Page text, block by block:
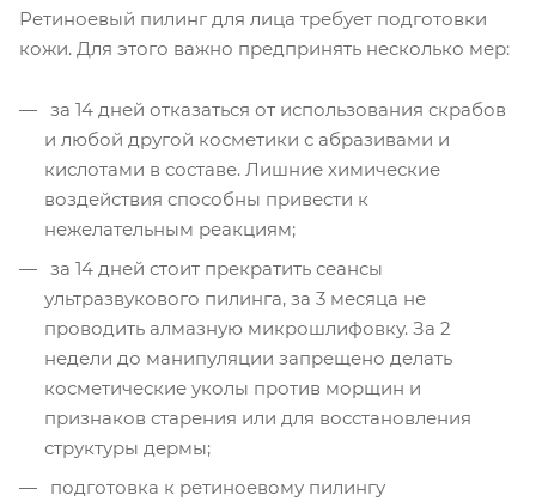
Ретиноевый пилинг для лица требует подготовки
кожи. Для этого важно предпринять несколько мер:
за 14 дней отказаться от использования скрабов
и любой другой косметики с абразивами и
кислотами в составе. Лишние химические
воздействия способны привести к
нежелательным реакциям;
за 14 дней стоит прекратить сеансы
ультразвукового пилинга, за 3 месяца не
проводить алмазную микрошлифовку. За 2
недели до манипуляции запрещено делать
косметические уколы против морщин и
признаков старения или для восстановления
структуры дермы;
подготовка к ретиноевому пилингу